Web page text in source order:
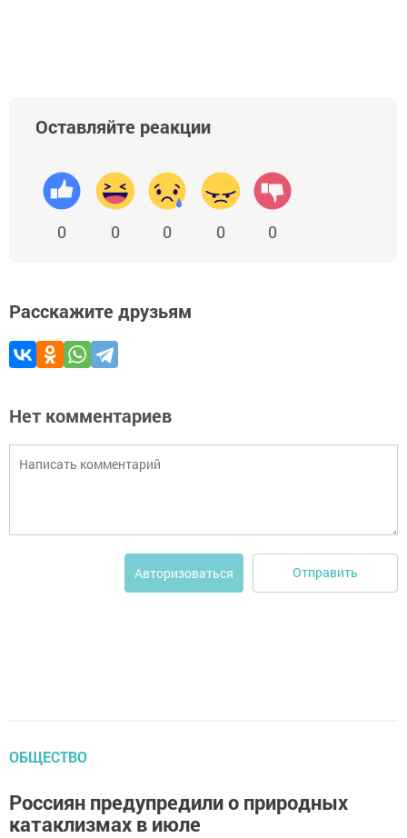
Оставляйте реакции
0 0 0 0 0
Расскажите друзьям
Нет комментариев
Авторизоваться Отправить
ОБЩЕСТВО
Россиян предупредили о природных
катаклизмах в июле